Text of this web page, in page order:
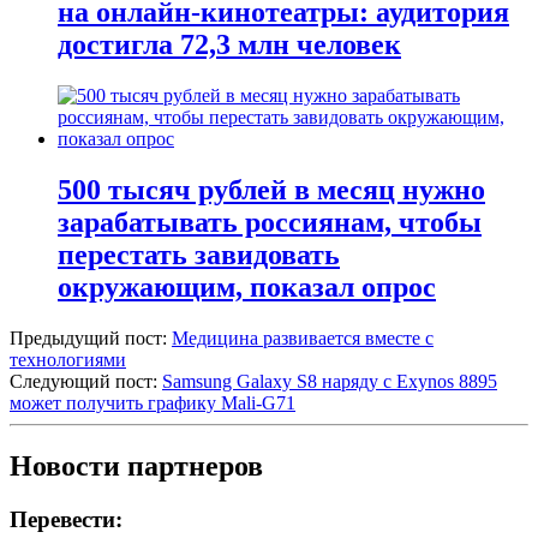
на онлайн-кинотеатры: аудитория
достигла 72,3 млн человек
500 тысяч рублей в месяц нужно
зарабатывать россиянам, чтобы
перестать завидовать
окружающим, показал опрос
Предыдущий пост: Медицина развивается вместе с
технологиями
Следующий пост: Samsung Galaxy S8 наряду с Exynos 8895
может получить графику Mali-G71
Новости партнеров
Перевести: